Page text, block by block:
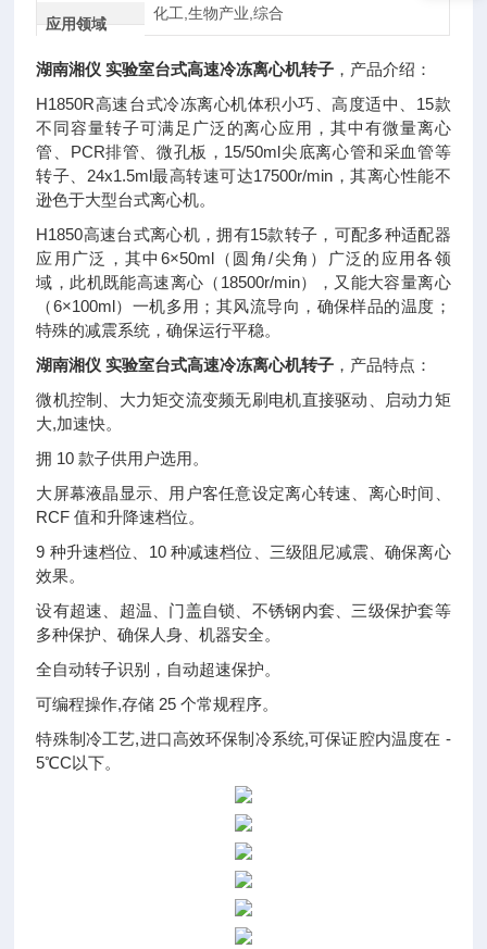
应用领域
化工,生物产业,综合
湖南湘仪 实验室台式高速冷冻离心机转子 ， 产品介绍：
H1850R高速台式冷冻离心机体积小巧、高度适中、15款
不同容量转子可满足广泛的离心应用，其中有微量离心
管、PCR排管、微孔板，15/50ml尖底离心管和采血管等
转子、24x1.5ml最高转速可达17500r/min，其离心性能不
逊色于大型台式离心机。
H1850高速台式离心机，拥有15款转子，可配多种适配器
应用广泛，其中6×50ml（圆角/尖角）广泛的应用各领
域，此机既能高速离心（18500r/min），又能大容量离心
（6×100ml）一机多用；其风流导向，确保样品的温度；
特殊的减震系统，确保运行平稳。
湖南湘仪 实验室台式高速冷冻离心机转子 ，产品特点：
微机控制、大力矩交流变频无刷电机直接驱动、启动力矩
大,加速快。
拥 10 款子供用户选用。
大屏幕液晶显示、用户客任意设定离心转速、离心时间、
RCF 值和升降速档位。
9 种升速档位、10 种减速档位、三级阻尼减震、确保离心
效果。
设有超速、超温、门盖自锁、不锈钢内套、三级保护套等
多种保护、确保人身、机器安全。
全自动转子识别，自动超速保护。
可编程操作,存储 25 个常规程序。
特殊制冷工艺,进口高效环保制冷系统,可保证腔内温度在 -
5℃C以下。